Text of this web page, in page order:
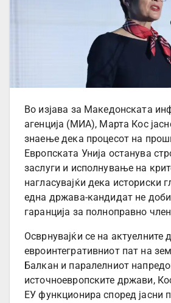
Во изјава за Македонската
агенција (МИА), Марта Кос
знаење дека процесот на
Европската Унија останува
заслуги и исполнување на
нагласувајќи дека историски
една држава-кандидат не
гаранција за полноправно
Осврнувајќи се на актуелните
евроинтегративниот пат на
Балкан и паралелниот
источноевропските држави,
ЕУ функционира според јасни